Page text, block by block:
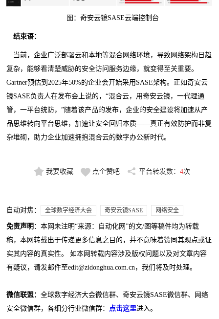
图：奇安云镜SASE云端控制台
结束语：
当前，企业广泛部署云和本地等混合网络环境，导致网络架构日趋
复杂，能够看清楚威胁的安全访问服务边缘，就变得至关重要。
Gartner预估到2025年50%的企业会开始采用SASE架构。正如奇安云
镜SASE负责人在发布会上说的，“混合云，用奇安云镜，一代理通
管，一平台统防，”随着该产品的发布，企业的安全建设将加速从产
品思维转向平台思维，加速让安全回归本质——真正有效防护而非复
杂堆砌，助力企业加速拥抱混合云的数字办公新时代。
我要收藏 点个赞吧 平台转发数： 4次
自动对焦： 全球数字经济大会 奇安云镜SASE 网络安全
免责声明 ：本网未注明“来源：自动化网”的文/图等稿件均为转载
稿，本网转载出于传递更多信息之目的，并不意味着赞同其观点或证
实其内容的真实性。 如本网转载内容涉及版权问题以及对文章内容
有疑议，请发邮件至edit@zidonghua.com.cn，我们将及时处理。
微信联盟：全球数字经济大会微信群、奇安云镜SASE微信群、网络
安全微信群，各细分行业微信群： 点击这里进入。